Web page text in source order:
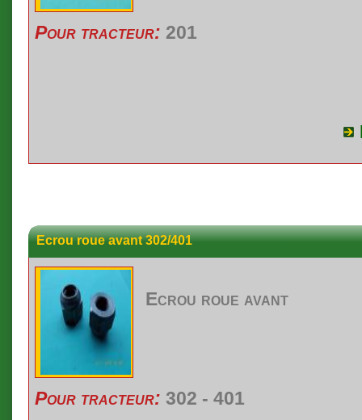
Pour tracteur: 201
Ecrou roue avant 302/401
Ecrou roue avant
Pour tracteur: 302 - 401